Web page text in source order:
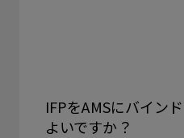
IFPをAMSにバイン
よいですか？